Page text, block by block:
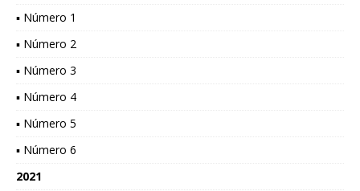
▪ Número 1
▪ Número 2
▪ Número 3
▪ Número 4
▪ Número 5
▪ Número 6
2021